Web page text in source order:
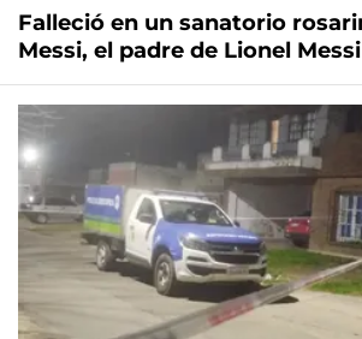
Falleció en un sanatorio
Messi, el padre de Lionel Messi